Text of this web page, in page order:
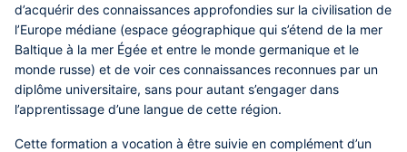
d’acquérir des connaissances approfondies sur la civilisation de
l’Europe médiane (espace géographique qui s’étend de la mer
Baltique à la mer Égée et entre le monde germanique et le
monde russe) et de voir ces connaissances reconnues par un
diplôme universitaire, sans pour autant s’engager dans
l’apprentissage d’une langue de cette région.
Cette formation a vocation à être suivie en complément d’un